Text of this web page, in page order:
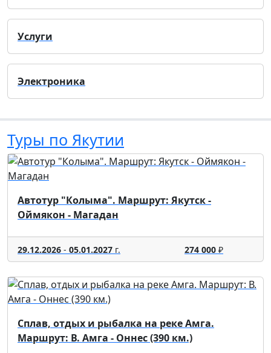
Услуги
Электроника
Туры по Якутии
Автотур "Колыма". Маршрут: Якутск -
Оймякон - Магадан
29.12.2026 - 05.01.2027 г. 274 000₽
Сплав, отдых и рыбалка на реке Амга.
Маршрут: В. Амга - Оннес (390 км.)